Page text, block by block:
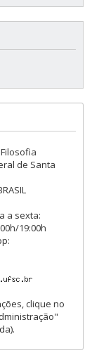
de Santa
a sexta:
19:00h
clique no